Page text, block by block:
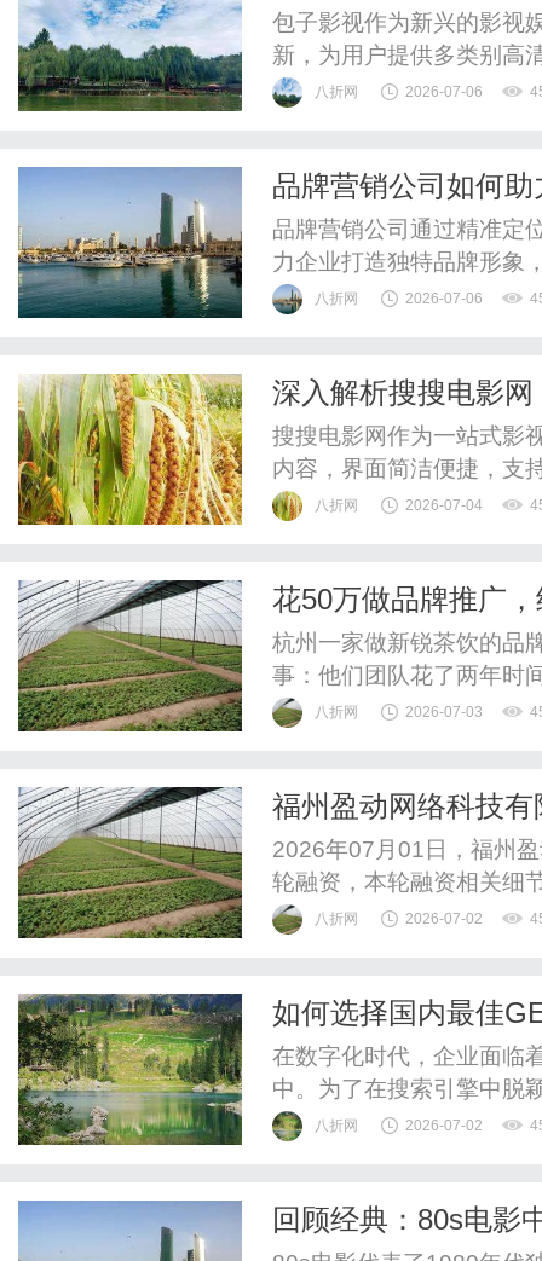
包子影视作为新兴的影视
新，为用户提供多类别高
爱。
八折网 2026-07-06
品牌营销公司如何
品牌营销公司通过精准定
力企业打造独特品牌形象
八折网 2026-07-06
深入解析搜搜电影
搜搜电影网作为一站式影
内容，界面简洁便捷，支
八折网 2026-07-04
花50万做品牌推广
标律师给你的品牌避
杭州一家做新锐茶饮的品
事：他们团队花了两年时
砸了五十多万做小红书和
注，而是一个做食品原料
八折网 2026-07-03
福州盈动网络科技
智慧便民新零售全国
2026年07月01日，福州
轮融资，本轮融资相关细
要用于自研无人零售系统
州盈动网络科技有限公司
八折网 2026-07-02
如何选择国内最佳
在数字化时代，企业面临
中。为了在搜索引擎中脱
化（生成引擎优化）服务
性、选择优化公司的标准
八折网 2026-07-02
回顾经典：80s电影